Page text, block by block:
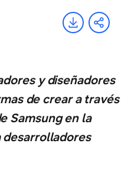
y diseñadores
de crear a través
Samsung en la